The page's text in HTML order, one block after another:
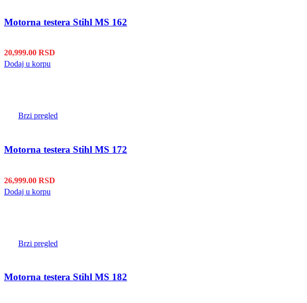
Motorna testera Stihl MS 162
20,999.00 RSD
Dodaj u korpu
Brzi pregled
Motorna testera Stihl MS 172
26,999.00 RSD
Dodaj u korpu
Brzi pregled
Motorna testera Stihl MS 182